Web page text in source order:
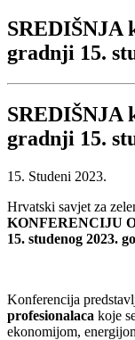
SREDIŠNJA
gradnji 15.
SREDIŠNJA
gradnji 15.
15. Studeni 2023.
Hrvatski savjet za
KONFERENCIJU
15. studenog 2023.
Konferencija
profesionalaca koje
ekonomijom,